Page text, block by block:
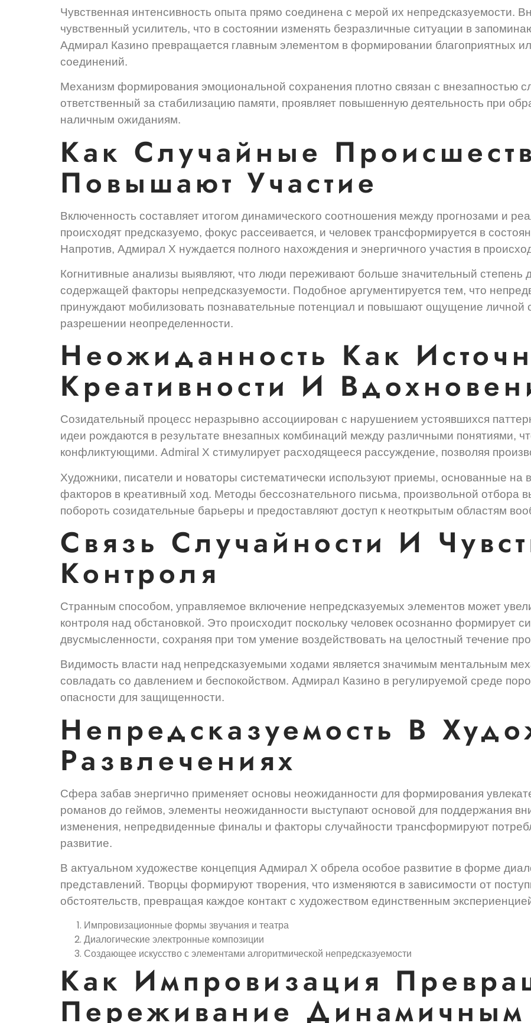
Чувственная интенсивность опыта прямо соединена с мерой их непредсказуемости.
чувственный усилитель, что в состоянии изменять безразличные ситуации в
Адмирал Казино превращается главным элементом в формировании благоприятных
соединений.
Механизм формирования эмоциональной сохранения плотно связан с внезапностью
ответственный за стабилизацию памяти, проявляет повышенную деятельность при
наличным ожиданиям.
Как Случайные
Повышают Участие
Включенность составляет итогом динамического соотношения между прогнозами и
происходят предсказуемо, фокус рассеивается, и человек трансформируется в
Напротив, Адмирал Х нуждается полного нахождения и энергичного участия в
Когнитивные анализы выявляют, что люди переживают больше значительный степень
содержащей факторы непредсказуемости. Подобное аргументируется тем, что
принуждают мобилизовать познавательные потенциал и повышают ощущение личной
разрешении неопределенности.
Неожиданность Как
Креативности И
Созидательный процесс неразрывно ассоциирован с нарушением устоявшихся
идеи рождаются в результате внезапных комбинаций между различными понятиями,
конфликтующими. Admiral X стимулирует расходящееся рассуждение, позволяя
Художники, писатели и новаторы систематически используют приемы, основанные на
факторов в креативный ход. Методы бессознательного письма, произвольной отбора
побороть созидательные барьеры и предоставляют доступ к неоткрытым областям
Связь Случайности И
Контроля
Странным способом, управляемое включение непредсказуемых элементов может
контроля над обстановкой. Это происходит поскольку человек осознанно формирует
двусмысленности, сохраняя при том умение воздействовать на целостный течение
Видимость власти над непредсказуемыми ходами является значимым ментальным
совладать со давлением и беспокойством. Адмирал Казино в регулируемой среде
опасности для защищенности.
Непредсказуемость В
Развлечениях
Сфера забав энергично применяет основы неожиданности для формирования
романов до геймов, элементы неожиданности выступают основой для поддержания
изменения, непредвиденные финалы и факторы случайности трансформируют
развитие.
В актуальном художестве концепция Адмирал Х обрела особое развитие в форме
представлений. Творцы формируют творения, что изменяются в зависимости от
обстоятельств, превращая каждое контакт с художеством единственным
Импровизационные формы звучания и театра
Диалогические электронные композиции
Создающее искусство с элементами алгоритмической непредсказуемости
Как Импровизация
Переживание Динамичным